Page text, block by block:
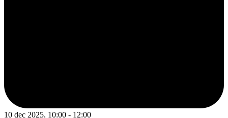
10 dec 2025, 10:00 - 12:00